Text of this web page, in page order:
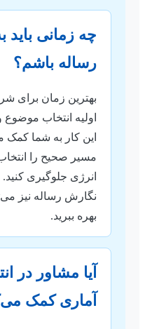
چه زمانی باید
رساله باشم؟
بهترین زمان برای
اولیه انتخاب موضوع
این کار به شما کمک
مسیر صحیح را
انرژی جلوگیری کنید.
نگارش رساله نیز
بهره ببرید.
آیا مشاور در
آماری کمک